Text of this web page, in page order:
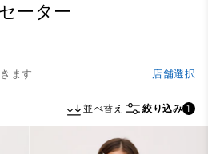
ーター
ます 店舗選択
並べ替え 絞り込み 1